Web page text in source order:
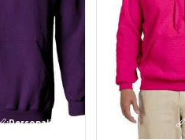
¡Personalízalo!